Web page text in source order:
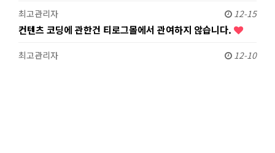
최고관리자 12-15
컨텐츠 코딩에 관한건 티로그몰에서 관여하지 않습니다.
최고관리자 12-10